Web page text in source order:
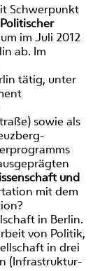
Schwerpunkt
Politischer
im Juli 2012
ab. Im
tätig, unter
sowie als
und
mit dem
in Berlin.
von Politik,
in drei
(Infrastruktur-